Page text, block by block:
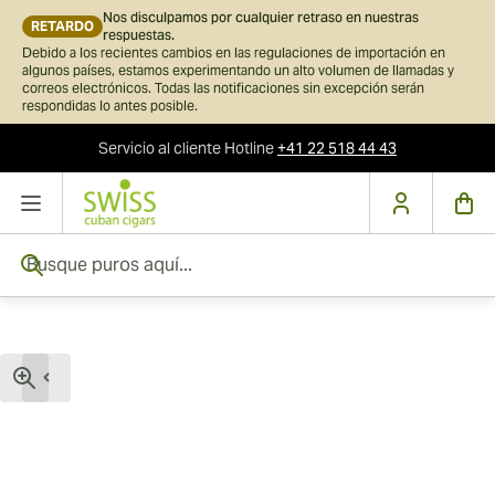
RETARDO
Nos disculpamos por cualquier retraso en nuestras
respuestas.
Debido a los recientes cambios en las regulaciones de importación en
algunos países, estamos experimentando un alto volumen de llamadas y
correos electrónicos. Todas las notificaciones sin excepción serán
respondidas lo antes posible.
Servicio al cliente Hotline+41 22 518 44 43